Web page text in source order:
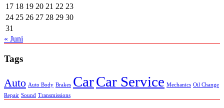
17 18 19 20 21 22 23
24 25 26 27 28 29 30
31
« Juni
Tags
Auto Auto Body Brakes CarCar Service Mechanics Oil Change
Repair Sound Transmissions